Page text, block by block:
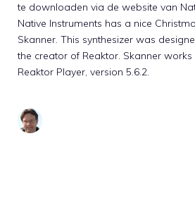
te downloaden via de website van
Native Instruments has a nice
Skanner. This synthesizer was
the creator of Reaktor. Skanner
Reaktor Player, version 5.6.2.